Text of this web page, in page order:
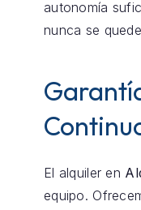
autonomía
nunca se
El alquiler en
equipo.